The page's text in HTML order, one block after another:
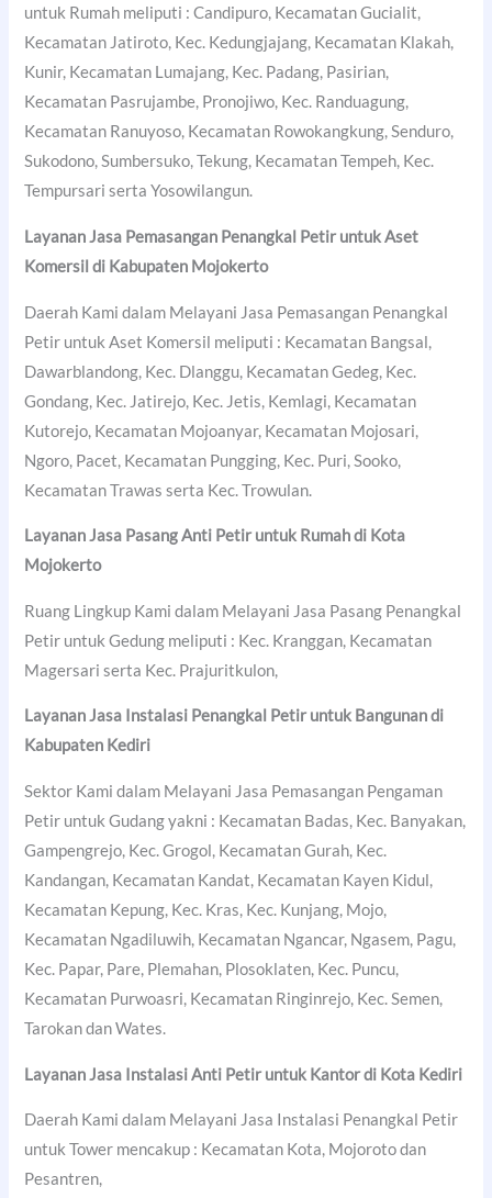
untuk Rumah meliputi : Candipuro, Kecamatan Gucialit,
Kecamatan Jatiroto, Kec. Kedungjajang, Kecamatan Klakah,
Kunir, Kecamatan Lumajang, Kec. Padang, Pasirian,
Kecamatan Pasrujambe, Pronojiwo, Kec. Randuagung,
Kecamatan Ranuyoso, Kecamatan Rowokangkung, Senduro,
Sukodono, Sumbersuko, Tekung, Kecamatan Tempeh, Kec.
Tempursari serta Yosowilangun.
Layanan Jasa Pemasangan Penangkal Petir untuk Aset
Komersil di Kabupaten Mojokerto
Daerah Kami dalam Melayani Jasa Pemasangan Penangkal
Petir untuk Aset Komersil meliputi : Kecamatan Bangsal,
Dawarblandong, Kec. Dlanggu, Kecamatan Gedeg, Kec.
Gondang, Kec. Jatirejo, Kec. Jetis, Kemlagi, Kecamatan
Kutorejo, Kecamatan Mojoanyar, Kecamatan Mojosari,
Ngoro, Pacet, Kecamatan Pungging, Kec. Puri, Sooko,
Kecamatan Trawas serta Kec. Trowulan.
Layanan Jasa Pasang Anti Petir untuk Rumah di Kota
Mojokerto
Ruang Lingkup Kami dalam Melayani Jasa Pasang Penangkal
Petir untuk Gedung meliputi : Kec. Kranggan, Kecamatan
Magersari serta Kec. Prajuritkulon,
Layanan Jasa Instalasi Penangkal Petir untuk Bangunan di
Kabupaten Kediri
Sektor Kami dalam Melayani Jasa Pemasangan Pengaman
Petir untuk Gudang yakni : Kecamatan Badas, Kec. Banyakan,
Gampengrejo, Kec. Grogol, Kecamatan Gurah, Kec.
Kandangan, Kecamatan Kandat, Kecamatan Kayen Kidul,
Kecamatan Kepung, Kec. Kras, Kec. Kunjang, Mojo,
Kecamatan Ngadiluwih, Kecamatan Ngancar, Ngasem, Pagu,
Kec. Papar, Pare, Plemahan, Plosoklaten, Kec. Puncu,
Kecamatan Purwoasri, Kecamatan Ringinrejo, Kec. Semen,
Tarokan dan Wates.
Layanan Jasa Instalasi Anti Petir untuk Kantor di Kota Kediri
Daerah Kami dalam Melayani Jasa Instalasi Penangkal Petir
untuk Tower mencakup : Kecamatan Kota, Mojoroto dan
Pesantren,